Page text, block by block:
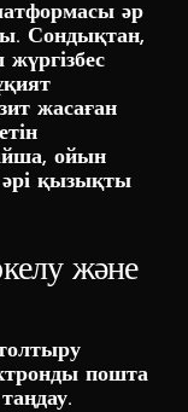
әр
Сондықтан,
жасаған
ойын
әрі қызықты
және
пошта